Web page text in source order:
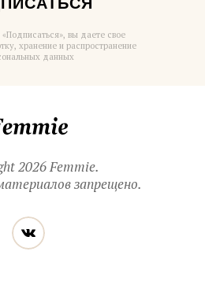
вы даете свое
хранение и распространение
данных
2026 Femmie.
запрещено.
Читайте
нас
в социальных